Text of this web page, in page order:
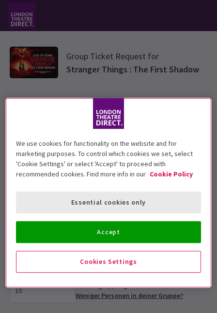
Group Ticket Request for
Stranger Things : The First Shadow
Gruppentyp wählen
Bitte wähle unten einen Ticketgruppen-Typ aus
Standard Group
Gruppengröße wählen
Bitte gib die für deine Gruppe benötigte Ticketanzahl ein
Mindestgruppengröße: 10
Weniger Personen in deiner Gruppe?
We use cookies for functionality on the website and for
marketing purposes. To control which cookies we set, select
'Cookie Settings' or select 'Accept' to proceed with
recommended cookies. Find more info in our Cookie Policy
Cookies Settings
Essential cookies only
Accept